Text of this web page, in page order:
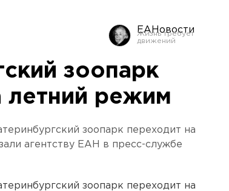
ЕАНовости
зоопарк
летний режим
зоопарк переходит на
агентству ЕАН в пресс-службе
зоопарк переходит на